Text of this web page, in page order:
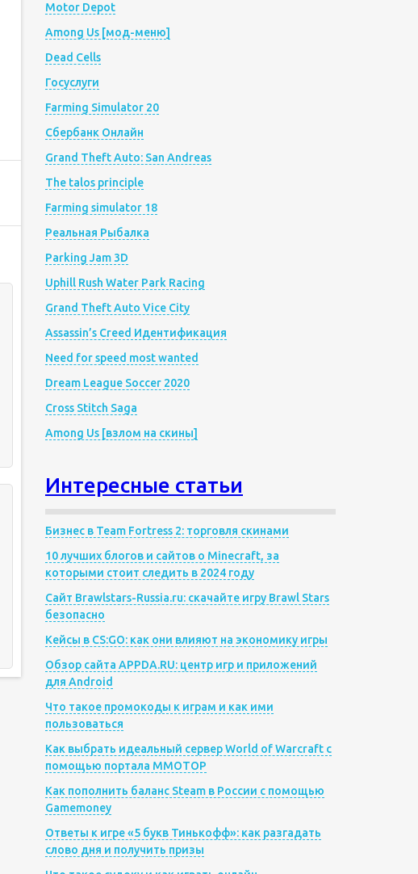
Motor Depot
Among Us [мод-меню]
Dead Cells
Госуслуги
Farming Simulator 20
Сбербанк Онлайн
Grand Theft Auto: San Andreas
The talos principle
Farming simulator 18
Реальная Рыбалка
Parking Jam 3D
Uphill Rush Water Park Racing
Grand Theft Auto Vice City
Assassin’s Creed Идентификация
Need for speed most wanted
Dream League Soccer 2020
Cross Stitch Saga
Among Us [взлом на скины]
Интересные статьи
Бизнес в Team Fortress 2: торговля скинами
10 лучших блогов и сайтов о Minecraft, за
которыми стоит следить в 2024 году
Сайт Brawlstars-Russia.ru: скачайте игру Brawl Stars
безопасно
Кейсы в CS:GO: как они влияют на экономику игры
Обзор сайта APPDA.RU: центр игр и приложений
для Android
Что такое промокоды к играм и как ими
пользоваться
Как выбрать идеальный сервер World of Warcraft с
помощью портала MMOTOP
Как пополнить баланс Steam в России с помощью
Gamemoney
Ответы к игре «5 букв Тинькофф»: как разгадать
слово дня и получить призы